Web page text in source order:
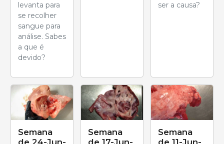
levanta para
se recolher
sangue para
análise. Sabes
a que é
devido?
ser a causa?
Semana
de 24-Jun-
Semana
de 17-Jun-
Semana
de 11-Jun-